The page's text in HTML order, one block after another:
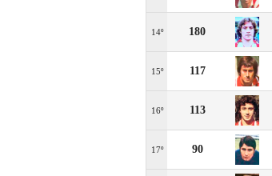
14º 180
15º 117
16º 113
17º 90